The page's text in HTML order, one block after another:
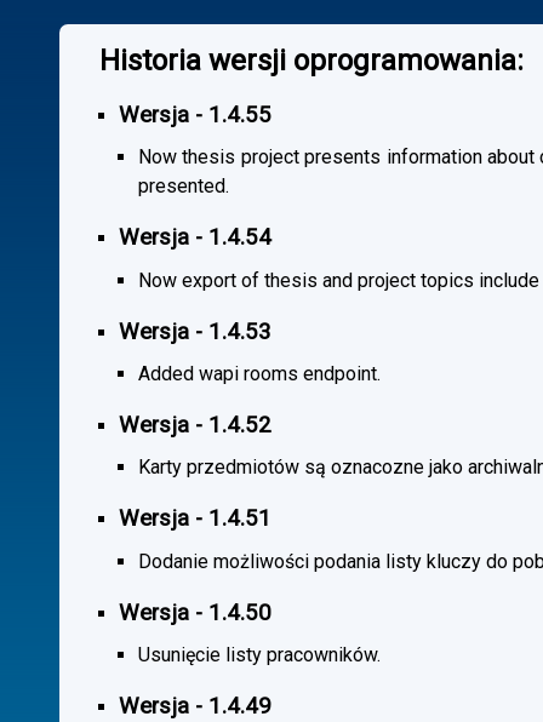
Historia wersji oprogramowania:
Wersja - 1.4.55
Now thesis project presents information
presented.
Wersja - 1.4.54
Now export of thesis and project topics
Wersja - 1.4.53
Added wapi rooms endpoint.
Wersja - 1.4.52
Karty przedmiotów są oznacozne jako
Wersja - 1.4.51
Dodanie możliwości podania listy kluczy do
Wersja - 1.4.50
Usunięcie listy pracowników.
Wersja - 1.4.49